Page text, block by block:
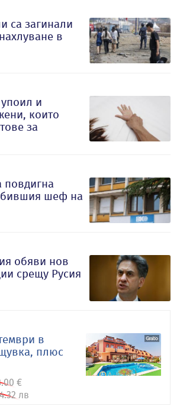
са загинали
в
и
които
за
повдигна
шеф на
обяви нов
срещу Русия
в
плюс
€
лв